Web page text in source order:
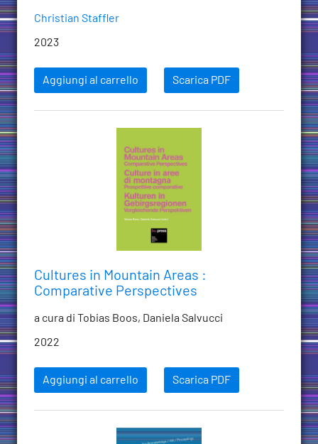
Christian Staffler
2023
Aggiungi al carrello Scarica PDF
Cultures in Mountain Areas :
Comparative Perspectives
a cura di Tobias Boos, Daniela Salvucci
2022
Aggiungi al carrello Scarica PDF